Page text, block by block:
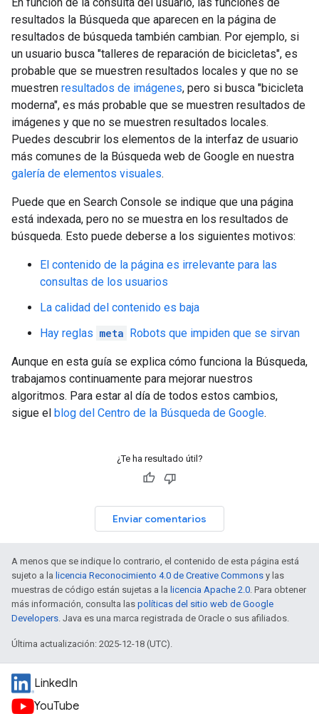
resultados la Búsqueda que aparecen en la página de
resultados de búsqueda también cambian. Por ejemplo, si
un usuario busca "talleres de reparación de bicicletas", es
probable que se muestren resultados locales y que no se
muestren resultados de imágenes, pero si busca "bicicleta
moderna", es más probable que se muestren resultados de
imágenes y que no se muestren resultados locales.
Puedes descubrir los elementos de la interfaz de usuario
más comunes de la Búsqueda web de Google en nuestra
galería de elementos visuales.
Puede que en Search Console se indique que una página
está indexada, pero no se muestra en los resultados de
búsqueda. Esto puede deberse a los siguientes motivos:
El contenido de la página es irrelevante para las
consultas de los usuarios
La calidad del contenido es baja
Hay reglas meta Robots que impiden que se sirvan
Aunque en esta guía se explica cómo funciona la Búsqueda,
trabajamos continuamente para mejorar nuestros
algoritmos. Para estar al día de todos estos cambios,
sigue el blog del Centro de la Búsqueda de Google.
¿Te ha resultado útil?
Enviar comentarios
A menos que se indique lo contrario, el contenido de esta página está
sujeto a la licencia Reconocimiento 4.0 de Creative Commons y las
muestras de código están sujetas a la licencia Apache 2.0. Para obtener
más información, consulta las políticas del sitio web de Google
Developers. Java es una marca registrada de Oracle o sus afiliados.
Última actualización: 2025-12-18 (UTC).
LinkedIn
YouTube